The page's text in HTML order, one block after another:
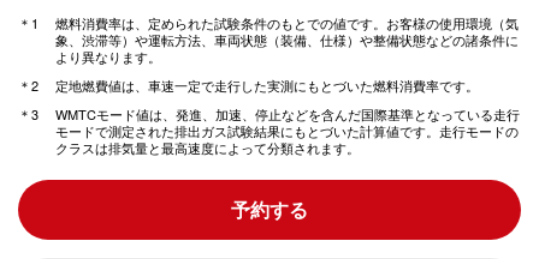
燃料消費率は、定められた試験条件のもとでの値です。お客様の使用環境（気
象、渋滞等）や運転方法、車両状態（装備、仕様）や整備状態などの諸条件に
より異なります。
定地燃費値は、車速一定で走行した実測にもとづいた燃料消費率です。
WMTCモード値は、発進、加速、停止などを含んだ国際基準となっている走行
モードで測定された排出ガス試験結果にもとづいた計算値です。走行モードの
クラスは排気量と最高速度によって分類されます。
予約する